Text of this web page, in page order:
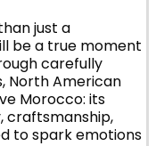
just a
be a true moment
carefully
North American
Morocco: its
craftsmanship,
to spark emotions